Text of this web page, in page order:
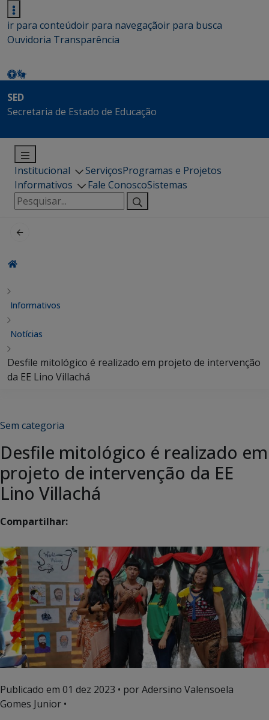
ir para conteúdoir para navegaçãoir para busca
Ouvidoria Transparência
SED
Secretaria de Estado de Educação
Institucional ServiçosProgramas e Projetos
Informativos
Fale ConoscoSistemas
Pesquisar
por:
Informativos
Notícias
Desfile mitológico é realizado em projeto de intervenção
da EE Lino Villachá
Sem categoria
Desfile mitológico é realizado em
projeto de intervenção da EE
Lino Villachá
Compartilhar:
Publicado em 01 dez 2023 • por Adersino Valensoela
Gomes Junior •